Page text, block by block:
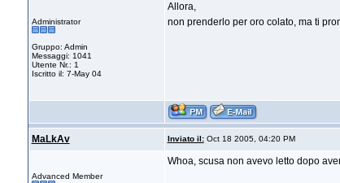
Administrator
Gruppo: Admin
Messaggi: 1041
Utente Nr.: 1
Iscritto il: 7-May 04
Allora,
non prenderlo per oro colato, ma ti
MaLkAv Inviato il:Oct 18 2005, 04:20 PM
Advanced Member
Whoa, scusa non avevo letto dopo